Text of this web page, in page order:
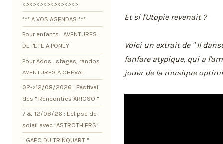
Et si l'Utopie revenait ?
Voici un extrait de " Il
fanfare atypique, qui a
jouer de la musique
<><><><><><><><>
*** A VOS AGENDAS ***
Pour enfants : AVENTURES
DE l'ETE A PONEY
Pour Ados : stages, randos
AVENTURES A CHEVAL
02->12/08/2026 : Festival
des " Rencontres ARIOSO "
7 & 12/08/26 : Eclipse de
soleil avec "ASTROTHIERS"
" GAEC DU TRINQUART "